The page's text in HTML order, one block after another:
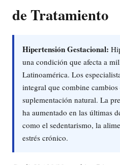
de Tratamiento
Hipertensión Gestacional:
una condición que afecta a
Latinoamérica. Los
integral que combine
suplementación natural. La
ha aumentado en las últimas
como el sedentarismo, la
estrés crónico.